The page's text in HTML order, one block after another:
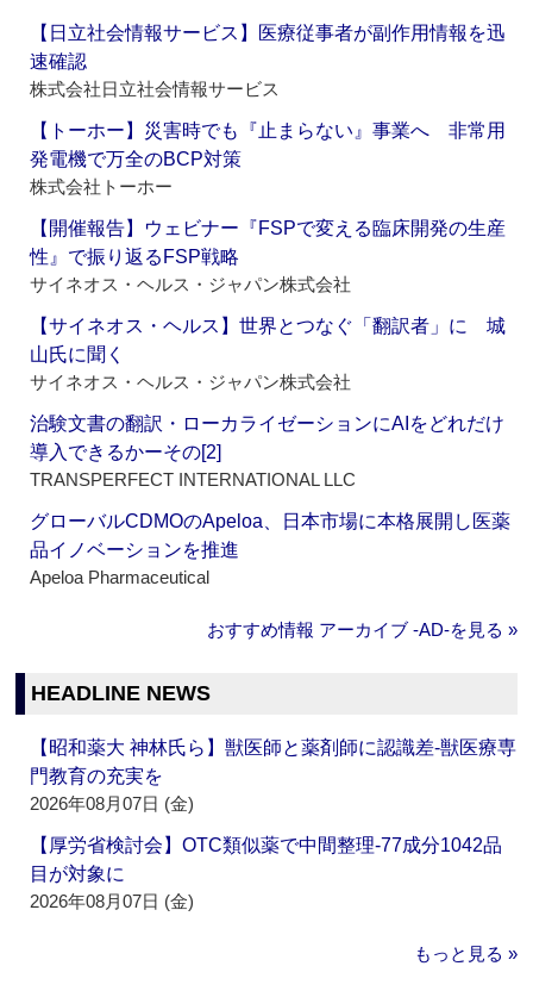
【日立社会情報サービス】医療従事者が副作用情報を迅
速確認
株式会社日立社会情報サービス
【トーホー】災害時でも『止まらない』事業へ 非常用
発電機で万全のBCP対策
株式会社トーホー
【開催報告】ウェビナー『FSPで変える臨床開発の生産
性』で振り返るFSP戦略
サイネオス・ヘルス・ジャパン株式会社
【サイネオス・ヘルス】世界とつなぐ「翻訳者」に 城
山氏に聞く
サイネオス・ヘルス・ジャパン株式会社
治験文書の翻訳・ローカライゼーションにAIをどれだけ
導入できるかーその[2]
TRANSPERFECT INTERNATIONAL LLC
グローバルCDMOのApeloa、日本市場に本格展開し医薬
品イノベーションを推進
Apeloa Pharmaceutical
おすすめ情報 アーカイブ ‐AD‐を見る »
HEADLINE NEWS
【昭和薬大 神林氏ら】獣医師と薬剤師に認識差‐獣医療専
門教育の充実を
2026年08月07日 (金)
【厚労省検討会】OTC類似薬で中間整理‐77成分1042品
目が対象に
2026年08月07日 (金)
もっと見る »